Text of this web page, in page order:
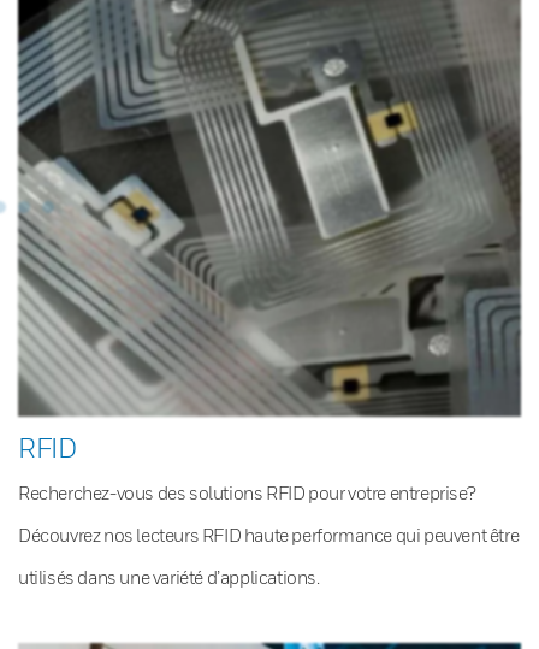
RFID
Recherchez-vous des solutions RFID pour votre entreprise?
Découvrez nos lecteurs RFID haute performance qui peuvent être
utilisés dans une variété d’applications.